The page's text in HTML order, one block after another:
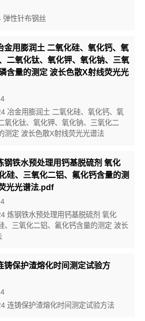
弹性针布钢丝
金用膨润土 二氧化硅、氧化钙、氧
二氧化钛、氧化钾、氧化钠、三氧
含量的测定 波长色散X射线荧光光
冶金用膨润土 二氧化硅、氧化钙、氧
氧化钛、氧化钾、氧化钠、三氧化二
测定 波长色散X射线荧光光谱法
钢铁水预处理用钙基脱硫剂 氧化
硅、三氧化二铝、氟化钙含量的测
光光谱法.pdf
炼钢铁水预处理用钙基脱硫剂 氧化
、三氧化二铝、氟化钙含量的测定 波长
铸保护渣熔化时间测定试验方
连铸保护渣熔化时间测定试验方法